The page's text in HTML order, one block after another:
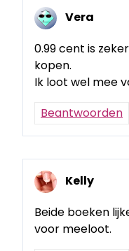
Vera
0.99 cent is
kopen.
Ik loot wel mee
Beantwoorden
Kelly
Beide boeken
voor meeloot.